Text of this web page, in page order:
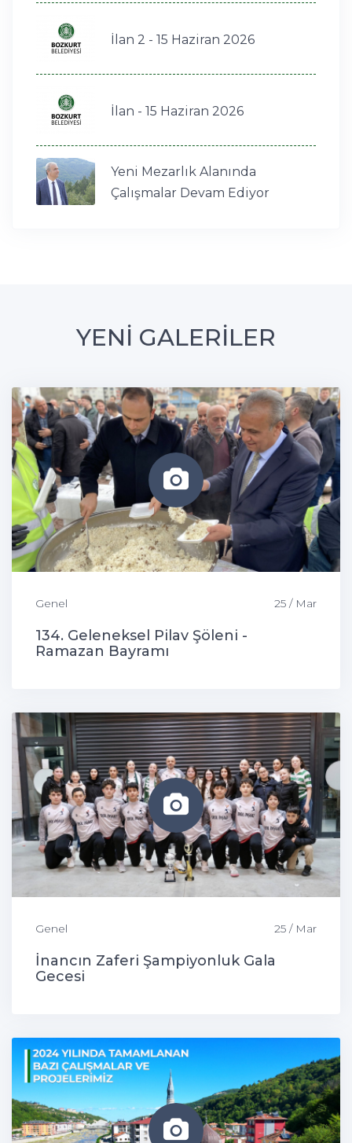
İlan 2 - 15 Haziran 2026
İlan - 15 Haziran 2026
Yeni Mezarlık Alanında
Çalışmalar Devam Ediyor
YENİ GALERİLER
Genel 25 / Mar
134. Geleneksel Pilav Şöleni -
Ramazan Bayramı
Genel 25 / Mar
İnancın Zaferi Şampiyonluk Gala
Gecesi